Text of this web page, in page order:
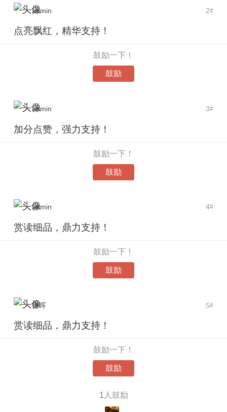
2#
admin
点亮飘红，精华支持！
鼓励一下！
鼓励
3#
admin
加分点赞，强力支持！
鼓励一下！
鼓励
4#
admin
赏读细品，鼎力支持！
鼓励一下！
鼓励
5#
张晖
赏读细品，鼎力支持！
鼓励一下！
鼓励
1 人鼓励